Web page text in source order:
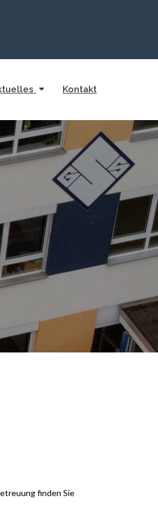
Kontakt
finden Sie